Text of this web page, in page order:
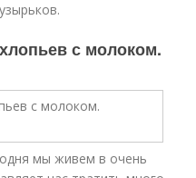
с молоком.
мы живем в очень